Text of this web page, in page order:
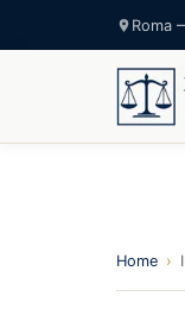
Roma
Home ›